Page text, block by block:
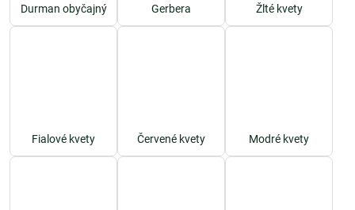
Durman obyčajný Gerbera Žlté kvety
Fialové kvety Červené kvety Modré kvety